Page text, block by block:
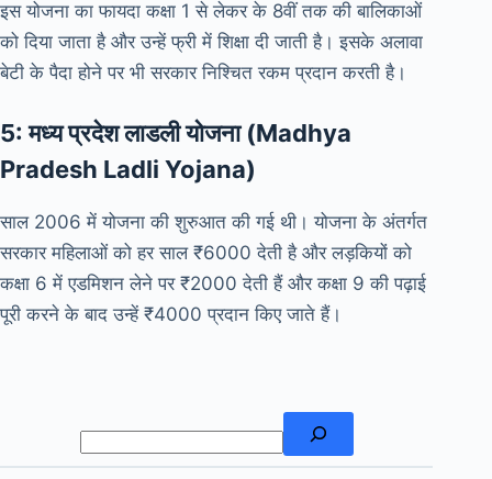
इस योजना का फायदा कक्षा 1 से लेकर के 8वीं तक की बालिकाओं
को दिया जाता है और उन्हें फ्री में शिक्षा दी जाती है। इसके अलावा
बेटी के पैदा होने पर भी सरकार निश्चित रकम प्रदान करती है।
5: मध्य प्रदेश लाडली योजना (Madhya
Pradesh Ladli Yojana)
साल 2006 में योजना की शुरुआत की गई थी। योजना के अंतर्गत
सरकार महिलाओं को हर साल ₹6000 देती है और लड़कियों को
कक्षा 6 में एडमिशन लेने पर ₹2000 देती हैं और कक्षा 9 की पढ़ाई
पूरी करने के बाद उन्हें ₹4000 प्रदान किए जाते हैं।